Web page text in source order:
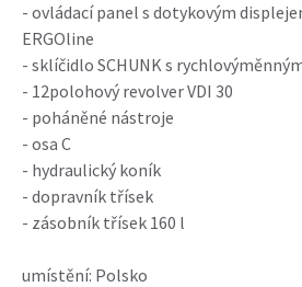
- ovládací panel s dotykovým
ERGOline
- sklíčidlo SCHUNK s
- 12polohový revolver VDI 30
- poháněné nástroje
- osa C
- hydraulický koník
- dopravník třísek
- zásobník třísek 160 l
umístění: Polsko